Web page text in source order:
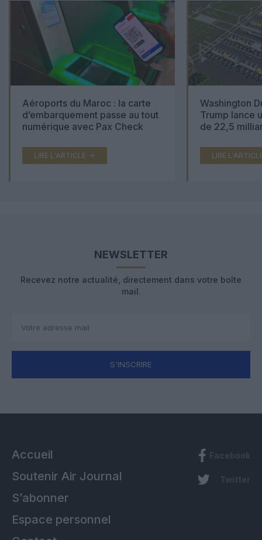
Aéroports du Maroc : la carte
d’embarquement passe au tout
numérique avec Pax Check
LIRE L'ARTICLE
Washington
Trump lance
de 22,5
LIRE
NEWSLETTER
Recevez notre actualité, directement dans votre boîte
mail.
S'INSCRIRE
Accueil
Soutenir Air Journal
S’abonner
Espace personnel